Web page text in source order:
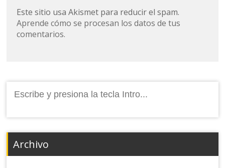
Este sitio usa Akismet para reducir el spam.
Aprende cómo se procesan los datos de tus
comentarios.
Archivo